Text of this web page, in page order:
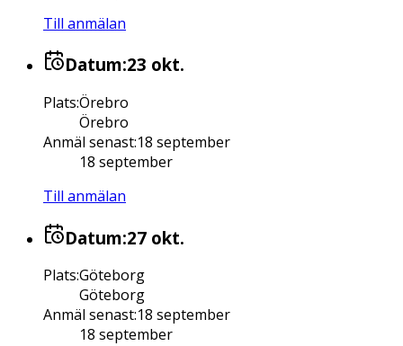
Till anmälan
Datum:23 okt.
Plats:Örebro
Örebro
Anmäl senast:18 september
18 september
Till anmälan
Datum:27 okt.
Plats:Göteborg
Göteborg
Anmäl senast:18 september
18 september